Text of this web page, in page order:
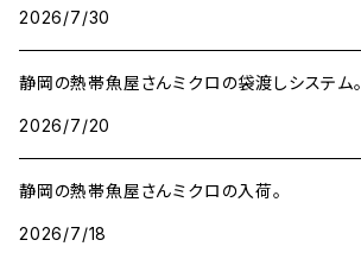
2026/7/30
静岡の熱帯魚屋さんミクロの袋渡しシステム。
2026/7/20
静岡の熱帯魚屋さんミクロの入荷。
2026/7/18